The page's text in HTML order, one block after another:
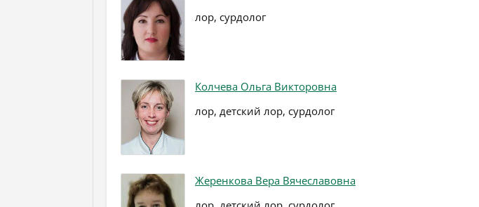
лор, сурдолог
Колчева Ольга Викторовна
лор, детский лор, сурдолог
Жеренкова Вера Вячеславовна